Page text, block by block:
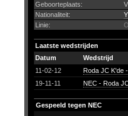
Geboorteplaats:
Nationaliteit:
Linie:
Laatste wedstrijden
Datum
Wedstrijd
11-02-12
Roda JC K'de
19-11-11
NEC - Roda
Gespeeld tegen NEC